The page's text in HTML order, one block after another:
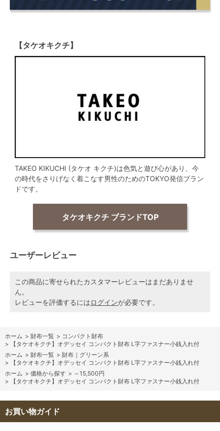
【タケオキクチ】
TAKEO KIKUCHI (タケオ キクチ)は色気と遊び心があり、今
の時代をさりげなく着こなす男性のためのTOKYO発信ブラン
ドです。
タケオキクチ ブランドTOP
ユーザーレビュー
この商品に寄せられたカスタマーレビューはまだありませ
ん。
レビューを評価するにはログインが必要です。
ホーム > 財布一覧 > コンパクト財布
>
【タケオキクチ】オデッセイ コンパクト財布 L字ファスナー小銭入れ付
ホーム > 財布一覧 > 財布｜グリーン系
>
【タケオキクチ】オデッセイ コンパクト財布 L字ファスナー小銭入れ付
ホーム > 価格から探す > ～15,500円
>
【タケオキクチ】オデッセイ コンパクト財布 L字ファスナー小銭入れ付
お買い物ガイド